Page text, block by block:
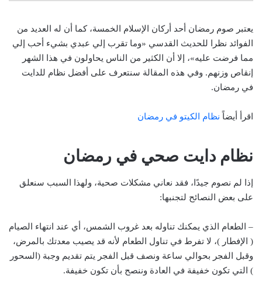
يعتبر صوم رمضان أحد أركان الإسلام الخمسة، كما أن له العديد من
الفوائد نظرا للحديث القدسي «وما تقرب إلي عبدي بشيء أحب إلي
مما فرضت عليه»، إلا أن الكثير من الناس يحاولون في هذا الشهر
إنقاص وزنهم. وفي هذه المقالة سنتعرف على أفضل نظام للدايت
في رمضان.
اقرأ أيضاً نظام الكيتو في رمضان
نظام دايت صحي في رمضان
إذا لم نصوم جيدًا، فقد نعاني مشكلات صحية، ولهذا السبب سنعلق
على بعض النصائح لتجنبها:
– الطعام الذي يمكنك تناوله بعد غروب الشمس، أي عند انتهاء الصيام
( الإفطار )، لا تفرط في تناول الطعام لأنه قد يصيب معدتك بالمرض،
وقبل الفجر بحوالي ساعة ونصف قبل الفجر يتم تقديم وجبة (السحور
) التي تكون خفيفة في العادة وننصح بأن تكون خفيفة.